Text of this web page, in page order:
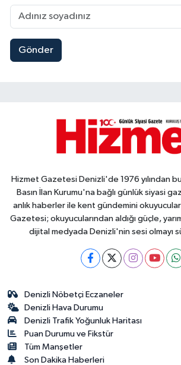
Gönder
Hizmet Gazetesi Denizli'de 1976 yılından
Basın İlan Kurumu'na bağlı günlük siyasi
anlık haberler ile kent gündemini
Gazetesi; okuyucularından aldığı güçle,
dijital medyada Denizli'nin sesi olmayı
Denizli Nöbetçi Eczaneler
Denizli Hava Durumu
Denizli Trafik Yoğunluk Haritası
Puan Durumu ve Fikstür
Tüm Manşetler
Son Dakika Haberleri